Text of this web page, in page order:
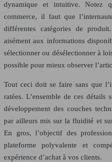
dynamique et intuitive. Notez
commerce, il faut que
différentes catégories de
aisément aux informations
sélectionner ou désélectionner à
possible pour mieux observer
Tout ceci doit se faire sans que
ratées. L’ensemble de ces
développement des couches
par ailleurs mis sur la fluidité et
En gros, l’objectif des
plateforme polyvalente et
expérience d’achat à vos clients.